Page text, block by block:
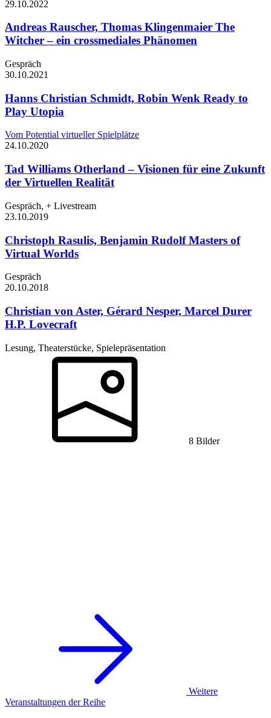
29.10.2022
Andreas Rauscher, Thomas Klingenmaier The
Witcher – ein crossmediales Phänomen
Gespräch
30.10.2021
Hanns Christian Schmidt, Robin Wenk Ready to
Play Utopia
Vom Potential virtueller Spielplätze
24.10.2020
Tad Williams Otherland – Visionen für eine Zukunft
der Virtuellen Realität
Gespräch, + Livestream
23.10.2019
Christoph Rasulis, Benjamin Rudolf Masters of
Virtual Worlds
Gespräch
20.10.2018
Christian von Aster, Gérard Nesper, Marcel Durer
H.P. Lovecraft
Lesung, Theaterstücke, Spielepräsentation
8 Bilder
Weitere
Veranstaltungen der Reihe